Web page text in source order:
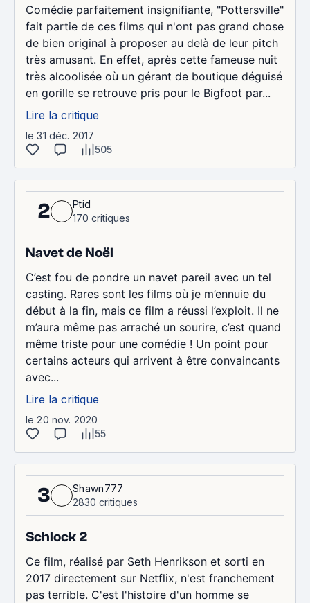
Comédie parfaitement insignifiante, "Pottersville"
fait partie de ces films qui n'ont pas grand chose
de bien original à proposer au delà de leur pitch
très amusant. En effet, après cette fameuse nuit
très alcoolisée où un gérant de boutique déguisé
en gorille se retrouve pris pour le Bigfoot par...
Lire la critique
le 31 déc. 2017
505
2
Ptid
170 critiques
Navet de Noël
C’est fou de pondre un navet pareil avec un tel
casting. Rares sont les films où je m’ennuie du
début à la fin, mais ce film a réussi l’exploit. Il ne
m’aura même pas arraché un sourire, c’est quand
même triste pour une comédie ! Un point pour
certains acteurs qui arrivent à être convaincants
avec...
Lire la critique
le 20 nov. 2020
55
3
Shawn777
2830 critiques
Schlock 2
Ce film, réalisé par Seth Henrikson et sorti en
2017 directement sur Netflix, n'est franchement
pas terrible. C'est l'histoire d'un homme se